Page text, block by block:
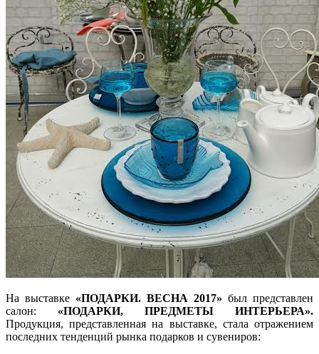
На выставке «ПОДАРКИ. ВЕСНА 2017» был представлен
салон: «ПОДАРКИ, ПРЕДМЕТЫ ИНТЕРЬЕРА».
Продукция, представленная на выставке, стала отражением
последних тенденций рынка подарков и сувениров: